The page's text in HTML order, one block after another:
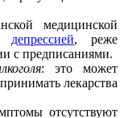
медицинской
депрессией, реже
с предписаниями.
: это может
лекарства
отсутствуют